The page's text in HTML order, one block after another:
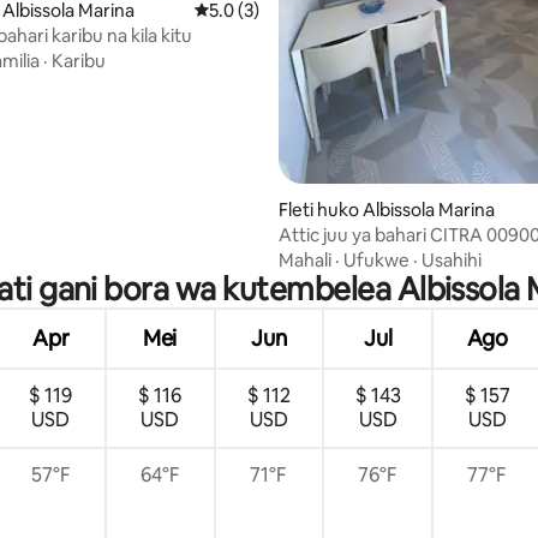
Marina
Ukadiriaji wa wastani wa 5.0 kati ya 5,
5.0 (3)
karibu na kila kitu
· Karibu
Fleti huko Albissola Marina
Attic juu ya bahari CITRA
Mahali · Ufukwe · Usahihi
gani bora wa kutembelea Albissola
Apr Mei Jun Jul Ago
$ 119
USD
$ 116
USD
$ 112
USD
$ 143
USD
$ 157
USD
57°F 64°F 71°F 76°F 77°F